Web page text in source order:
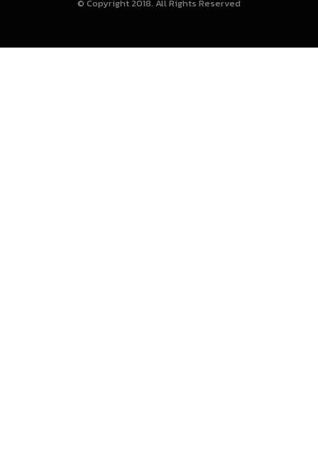
© Copyright 2018. All Rights Reserved